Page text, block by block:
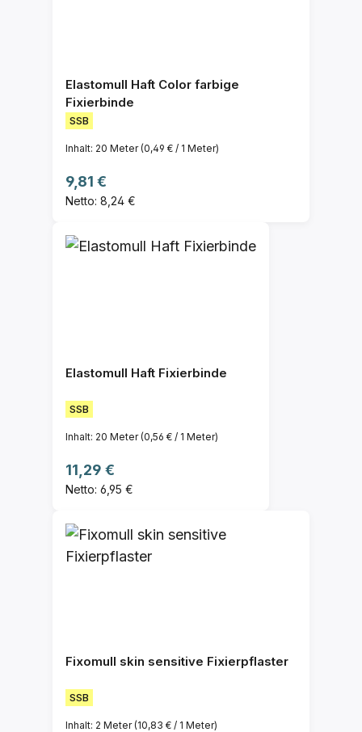
Elastomull Haft Color farbige
Fixierbinde
SSB
Inhalt: 20 Meter(0,49 € / 1 Meter)
Regulärer Preis:
9,81 €
Netto: 8,24 €
Elastomull Haft Fixierbinde
SSB
Inhalt: 20 Meter(0,56 € / 1 Meter)
Regulärer Preis:
11,29 €
Netto: 6,95 €
Fixomull skin sensitive Fixierpflaster
SSB
Inhalt: 2 Meter(10,83 € / 1 Meter)